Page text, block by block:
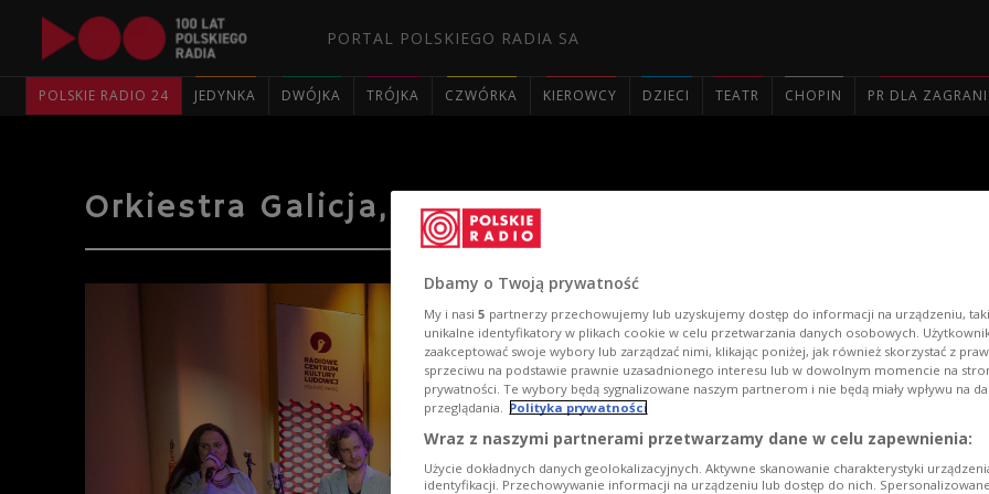
PORTAL POLSKIEGO RADIA SA
POLSKIE RADIO 24 JEDYNKA DWÓJKA TRÓJKA CZWÓRKA KIEROWCY DZIECI TEATR CHOPIN PR DLA
Orkiestra Galicja, "Drogi" i muzyka dawnych Karpat
Dbamy o Twoją prywatność
My i nasi 5 partnerzy przechowujemy lub uzyskujemy dostęp do informacji na urządzeniu,
unikalne identyfikatory w plikach cookie w celu przetwarzania danych osobowych.
zaakceptować swoje wybory lub zarządzać nimi, klikając poniżej, jak również skorzystać z
sprzeciwu na podstawie prawnie uzasadnionego interesu lub w dowolnym momencie na
prywatności. Te wybory będą sygnalizowane naszym partnerom i nie będą miały wpływu na
przeglądania. Polityka prywatności
Wraz z naszymi partnerami przetwarzamy dane w celu zapewnienia:
Użycie dokładnych danych geolokalizacyjnych. Aktywne skanowanie charakterystyki
identyfikacji. Przechowywanie informacji na urządzeniu lub dostęp do nich.